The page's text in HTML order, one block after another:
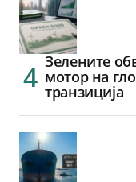
Зелените
мотор на
транзиција